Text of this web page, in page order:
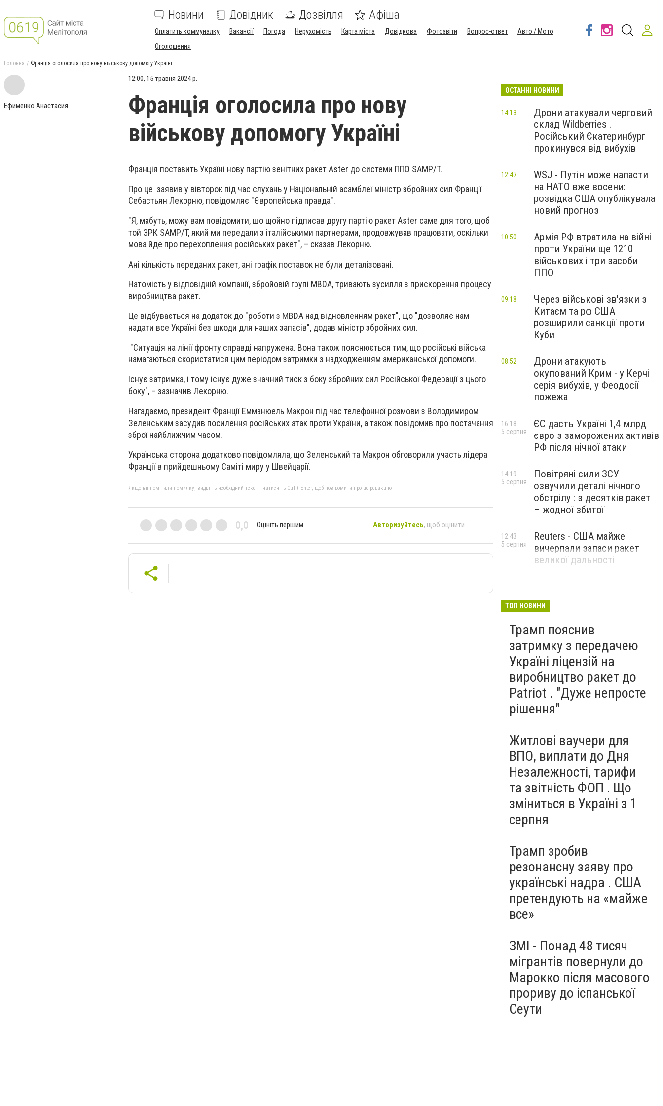
Новини Довідник Дозвілля Афіша
Оплатить коммуналку Вакансії Погода Нерухомість Карта міста Довідкова Фотозвіти Вопрос-ответ
Авто / Мото
Оголошення
Головна Франція оголосила про нову військову допомогу Україні
Ефименко Анастасия
12:00, 15 травня 2024 р.
Франція оголосила про нову
військову допомогу Україні
Франція поставить Україні нову партію зенітних ракет Aster до системи ППО SAMP/T.
Про це заявив у вівторок під час слухань у Національній асамблеї міністр збройних сил Франції
Себастьян Лекорню, повідомляє "Європейська правда".
"Я, мабуть, можу вам повідомити, що щойно підписав другу партію ракет Aster саме для того, щоб
той ЗРК SAMP/T, який ми передали з італійськими партнерами, продовжував працювати, оскільки
мова йде про перехоплення російських ракет", – сказав Лекорню.
Ані кількість переданих ракет, ані графік поставок не були деталізовані.
Натомість у відповідній компанії, збройовій групі MBDA, тривають зусилля з прискорення процесу
виробництва ракет.
Це відбувається на додаток до "роботи з MBDA над відновленням ракет", що "дозволяє нам
надати все Україні без шкоди для наших запасів", додав міністр збройних сил.
"Ситуація на лінії фронту справді напружена. Вона також пояснюється тим, що російські війська
намагаються скористатися цим періодом затримки з надходженням американської допомоги.
Існує затримка, і тому існує дуже значний тиск з боку збройних сил Російської Федерації з цього
боку", – зазначив Лекорню.
Нагадаємо, президент Франції Емманюель Макрон під час телефонної розмови з Володимиром
Зеленським засудив посилення російських атак проти України, а також повідомив про постачання
зброї найближчим часом.
Українська сторона додатково повідомляла, що Зеленський та Макрон обговорили участь лідера
Франції в прийдешньому Саміті миру у Швейцарії.
Якщо ви помітили помилку, виділіть необхідний текст і натисніть Ctrl + Enter, щоб повідомити про це редакцію
0,0 Оцініть першим Авторизуйтесь, щоб оцінити
ОСТАННІ НОВИНИ
Дрони атакували черговий
склад Wildberries .
Російський Єкатеринбург
прокинувся від вибухів
14:13
WSJ - Путін може напасти
на НАТО вже восени:
розвідка США опублікувала
новий прогноз
12:47
Армія РФ втратила на війні
проти України ще 1210
військових і три засоби
ППО
10:50
Через військові зв'язки з
Китаєм та рф США
розширили санкції проти
Куби
09:18
Дрони атакують
окупований Крим - у Керчі
серія вибухів, у Феодосії
пожежа
08:52
ЄС дасть Україні 1,4 млрд
євро з заморожених активів
РФ після нічної атаки
16:18
5 серпня
Повітряні сили ЗСУ
озвучили деталі нічного
обстрілу : з десятків ракет
– жодної збитої
14:19
5 серпня
Reuters - США майже
вичерпали запаси ракет
великої дальності
12:43
5 серпня
ТОП НОВИНИ
Трамп пояснив
затримку з передачею
Україні ліцензій на
виробництво ракет до
Patriot . "Дуже непросте
рішення"
Житлові ваучери для
ВПО, виплати до Дня
Незалежності, тарифи
та звітність ФОП . Що
зміниться в Україні з 1
серпня
Трамп зробив
резонансну заяву про
українські надра . США
претендують на «майже
все»
ЗМІ - Понад 48 тисяч
мігрантів повернули до
Марокко після масового
прориву до іспанської
Сеути